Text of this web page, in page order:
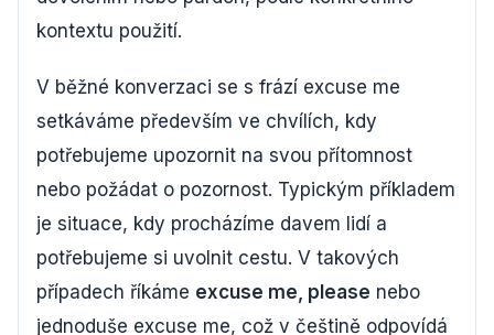
kontextu použití.
V běžné konverzaci se s frází excuse me
setkáváme především ve chvílích, kdy
potřebujeme upozornit na svou přítomnost
nebo požádat o pozornost. Typickým příkladem
je situace, kdy procházíme davem lidí a
potřebujeme si uvolnit cestu. V takových
případech říkáme excuse me, please nebo
jednoduše excuse me, což v češtině odpovídá